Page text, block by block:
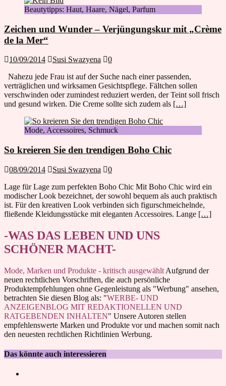
Beautytipps: Haut, Haare, Nägel, Parfum
Zeichen und Wunder – Verjüngungskur mit „Crème
de la Mer“
10/09/2014 Susi Swazyena
0
Nahezu jede Frau ist auf der Suche nach einer passenden,
verträglichen und wirksamen Gesichtspflege. Fältchen sollen
verschwinden oder zumindest reduziert werden, der Teint soll frisch
und gesund wirken. Die Creme sollte sich zudem als […]
Mode, Accessoires, Schmuck
So kreieren Sie den trendigen Boho Chic
08/09/2014 Susi Swazyena
0
Lage für Lage zum perfekten Boho Chic Mit Boho Chic wird ein
modischer Look bezeichnet, der sowohl bequem als auch praktisch
ist. Für den kreativen Look verbinden sich figurschmeichelnde,
fließende Kleidungsstücke mit eleganten Accessoires. Lange […]
-WAS DAS LEBEN UND UNS
SCHÖNER MACHT-
Mode, Marken und Produkte - kritisch ausgewählt Aufgrund der
neuen rechtlichen Vorschriften, die auch persönliche
Produktempfehlungen ohne Gegenleistung als "Werbung" ansehen,
betrachten Sie diesen Blog als: "WERBE- UND
ANZEIGENBLOG MIT REDAKTIONELLEN UND
RATGEBENDEN INHALTEN" Unsere Autoren stellen
empfehlenswerte Marken und Produkte vor und machen somit nach
den neuesten rechtlichen Richtlinien Werbung.
Das könnte auch interessieren